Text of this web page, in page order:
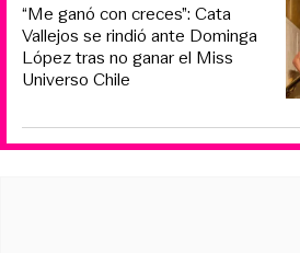
“Me ganó con creces”: Cata
Vallejos se rindió ante Dominga
López tras no ganar el Miss
Universo Chile